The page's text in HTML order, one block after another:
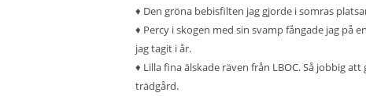
♦ Den gröna bebisfilten jag gjorde i somras
♦ Percy i skogen med sin svamp fångade jag på
jag tagit i år.
♦ Lilla fina älskade räven från LBOC. Så jobbig
trädgård.